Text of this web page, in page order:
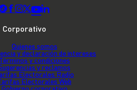
Corporativo
Quienes somos
y declaración de intereses
Términos y condiciones
y reclamos
Electorales Radio
Electorales Web